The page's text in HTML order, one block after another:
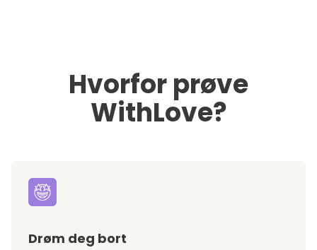
Hvorfor prøve
WithLove?
Drøm deg bort